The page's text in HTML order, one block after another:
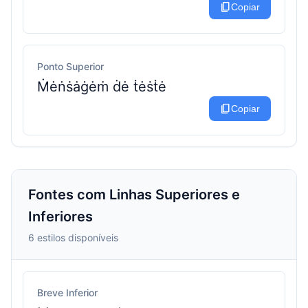
content_copyCopiar
Ponto Superior
Ṁėṅṡȧġėṁ ḋė ṫėṡṫė
content_copyCopiar
Fontes com Linhas Superiores e
Inferiores
6 estilos disponíveis
Breve Inferior